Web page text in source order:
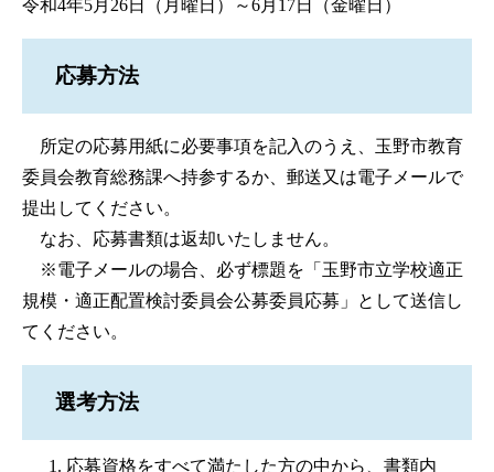
令和4年5月26日（月曜日）～6月17日（金曜日）
応募方法
所定の応募用紙に必要事項を記入のうえ、玉野市教育
委員会教育総務課へ持参するか、郵送又は電子メールで
提出してください。
なお、応募書類は返却いたしません。
※電子メールの場合、必ず標題を「玉野市立学校適正
規模・適正配置検討委員会公募委員応募」として送信し
てください。
選考方法
応募資格をすべて満たした方の中から、書類内